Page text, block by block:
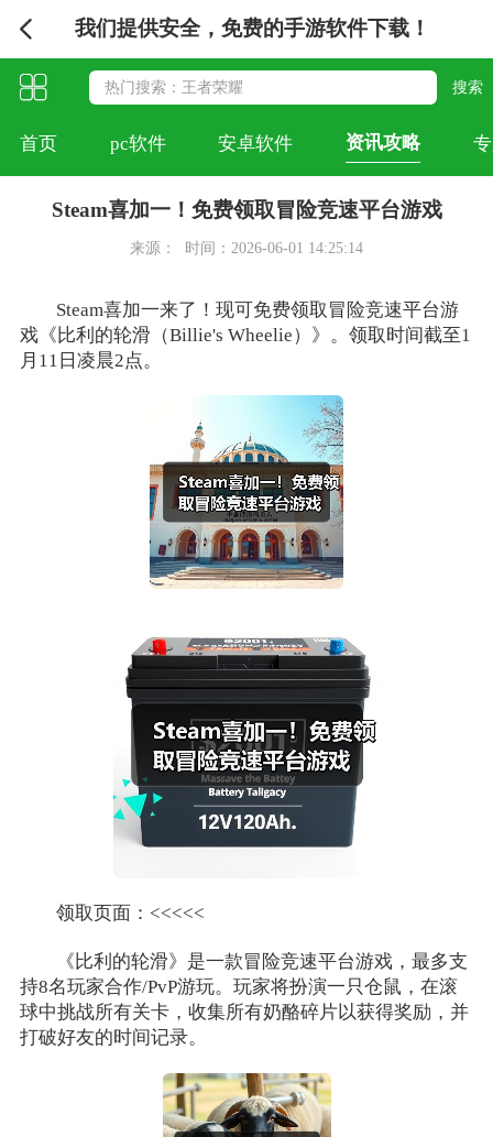
我们提供安全，免费的手游软件下载！
首页 pc软件 安卓软件 资讯攻略
Steam喜加一！免费领取冒险竞速平台游戏
来源： 时间：2026-06-01 14:25:14
Steam喜加一来了！现可免费领取冒险竞速平台游
戏《比利的轮滑（Billie's Wheelie）》。领取时间截至1
月11日凌晨2点。
领取页面：<<<<<
《比利的轮滑》是一款冒险竞速平台游戏，最多支
持8名玩家合作/PvP游玩。玩家将扮演一只仓鼠，在滚
球中挑战所有关卡，收集所有奶酪碎片以获得奖励，并
打破好友的时间记录。